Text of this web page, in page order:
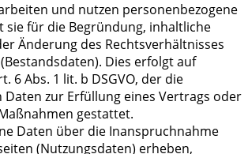
und nutzen personenbezogene
sie für die Begründung, inhaltliche
Änderung des Rechtsverhältnisses
Dies erfolgt auf
6 Abs. 1 lit. b DSGVO, der die
zur Erfüllung eines Vertrags oder
gestattet.
Daten über die Inanspruchnahme
(Nutzungsdaten) erheben,